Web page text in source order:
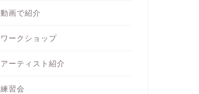
動画で紹介
ワークショップ
アーティスト紹介
練習会